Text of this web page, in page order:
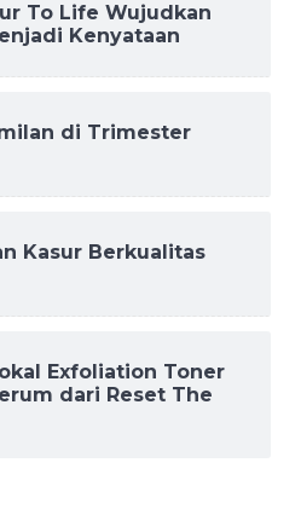
To Life Wujudkan
Kenyataan
di Trimester
Kasur Berkualitas
Exfoliation Toner
dari Reset The